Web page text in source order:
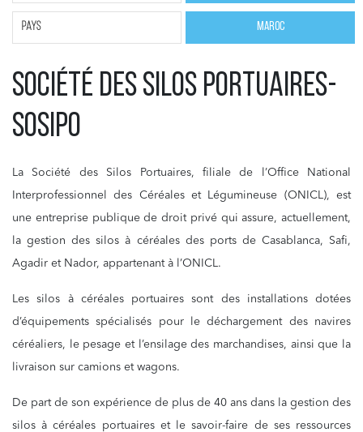
pays Maroc
Société des Silos Portuaires-
SOSIPO
La Société des Silos Portuaires, filiale de l’Office National
Interprofessionnel des Céréales et Légumineuse (ONICL), est
une entreprise publique de droit privé qui assure, actuellement,
la gestion des silos à céréales des ports de Casablanca, Safi,
Agadir et Nador, appartenant à l’ONICL.
Les silos à céréales portuaires sont des installations dotées
d’équipements spécialisés pour le déchargement des navires
céréaliers, le pesage et l’ensilage des marchandises, ainsi que la
livraison sur camions et wagons.
De part de son expérience de plus de 40 ans dans la gestion des
silos à céréales portuaires et le savoir-faire de ses ressources